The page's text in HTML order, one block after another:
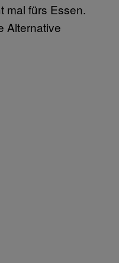
mal fürs Essen.
Alternative